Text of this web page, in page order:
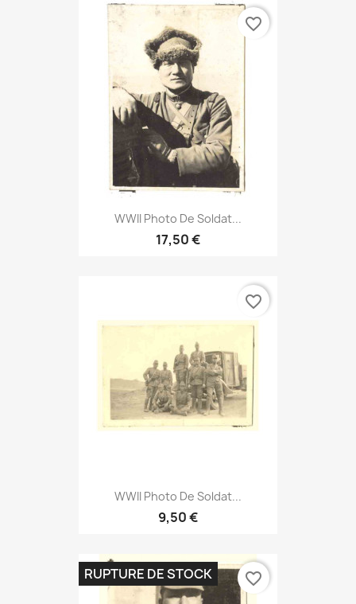
WWII Photo De Soldat...
17,50 €
favorite_border
WWII Photo De Soldat...
9,50 €
favorite_border
RUPTURE DE STOCK favorite_border